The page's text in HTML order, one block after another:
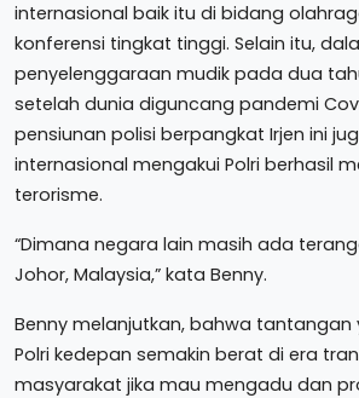
internasional baik itu di bidang
konferensi tingkat tinggi. Selain itu,
penyelenggaraan mudik pada dua
setelah dunia diguncang pandemi
pensiunan polisi berpangkat Irjen ini
internasional mengakui Polri berhasil
terorisme.
“Dimana negara lain masih ada
Johor, Malaysia,” kata Benny.
Benny melanjutkan, bahwa
Polri kedepan semakin berat di era
masyarakat jika mau mengadu dan